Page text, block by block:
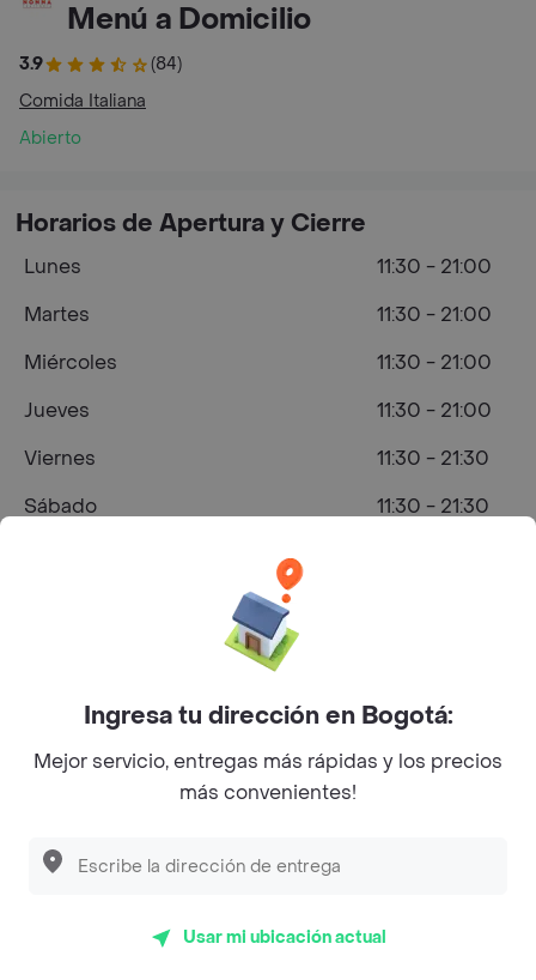
Menú a Domicilio
3.9
(84)
Comida Italiana
Abierto
¿Dónde comprar Comida Italiana en
Medellín?
Transversal 39 B # 75 - 25
Horarios de Apertura y Cierre
Lunes
11:30 - 21:00
Martes
11:30 - 21:00
Miércoles
11:30 - 21:00
Jueves
11:30 - 21:00
Viernes
11:30 - 21:30
Sábado
11:30 - 21:30
Ingresa tu dirección en Bogotá:
Mejor servicio, entregas más rápidas y los precios
más convenientes!
Usar mi ubicación actual